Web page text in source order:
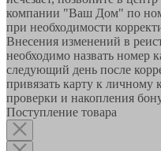
компании "Ваш Дом" по
при необходимости
Внесения изменений в
необходимо назвать
следующий день после
привязать карту к личному
проверки и накопления
Поступление товара